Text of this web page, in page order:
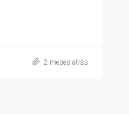
2 meses atrás